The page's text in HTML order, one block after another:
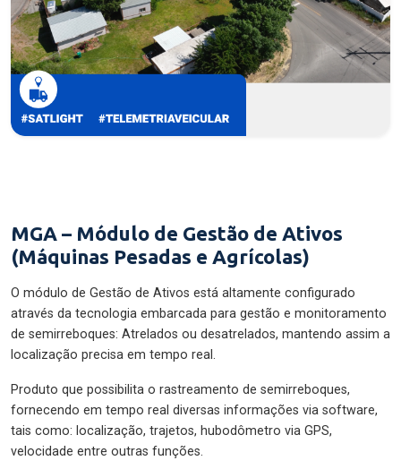
MGA – Módulo de Gestão de Ativos
(Máquinas Pesadas e Agrícolas)
O módulo de Gestão de Ativos está altamente configurado
através da tecnologia embarcada para gestão e monitoramento
de semirreboques: Atrelados ou desatrelados, mantendo assim a
localização precisa em tempo real.
Produto que possibilita o rastreamento de semirreboques,
fornecendo em tempo real diversas informações via software,
tais como: localização, trajetos, hubodômetro via GPS,
velocidade entre outras funções.